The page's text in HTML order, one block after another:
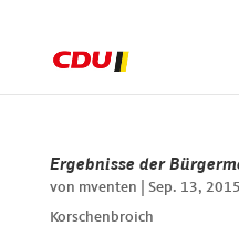
Ergebnisse der
von mventen Sep. 13, 2015
Korschenbroich